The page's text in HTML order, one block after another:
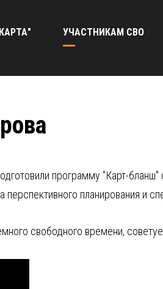
УЧАСТНИКАМ СВО
программу "Карт-
планирования и
свободного времени,